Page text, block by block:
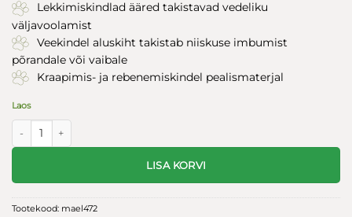
Lekkimiskindlad ääred takistavad vedeliku
väljavoolamist
Veekindel aluskiht takistab niiskuse imbumist
põrandale või vaibale
Kraapimis- ja rebenemiskindel pealismaterjal
Laos
Maelson Pissilapid Doggie Pad 10tk 60x90cm kogus
LISA KORVI
Tootekood: mael472